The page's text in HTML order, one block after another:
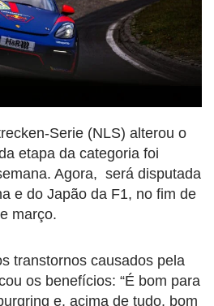
Serie (NLS) alterou o
etapa da categoria foi
Agora, será disputada
e do Japão da F1, no fim de
março.
transtornos causados pela
os benefícios: “É bom para
e, acima de tudo, bom